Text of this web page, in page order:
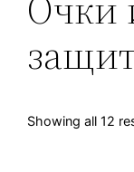
Showing all 12